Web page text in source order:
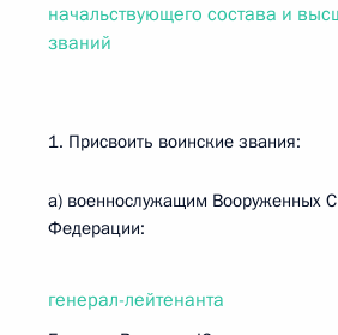
начальствующего состава и
званий
1. Присвоить воинские звания:
а) военнослужащим Вооруженных
Федерации:
генерал-лейтенанта